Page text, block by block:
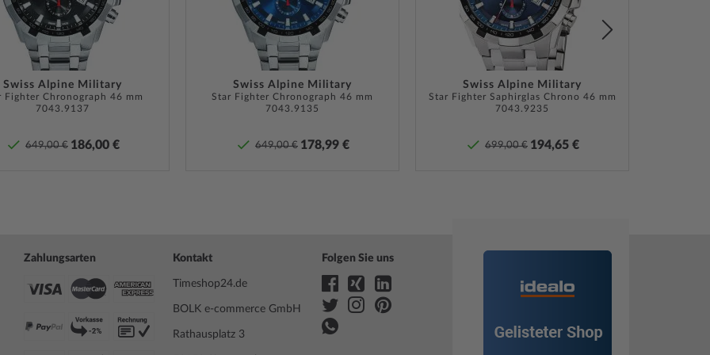
Traumuhr von
bei entsprechender
ist darauf zu achten,
Bandanstoßbreite
21
Max. Handgelenkumfang
220
Lieferumfang
2. Armband, Anleitung, Box, Garantie Dok., Reiseetui,
Umkarton
5 Jahre Herstellergarantie! Die genaue Garantiebeschreibung
der Ware in der Produktdokumentation.
Swiss Alpine Military
Fighter Chronograph 46 mm
7043.9137
649,00 € 186,00 €
Swiss Alpine Military
Star Fighter Chronograph 46 mm
7043.9135
649,00 € 178,99 €
Swiss Alpine Military
Star Fighter Saphirglas Chrono 46 mm
7043.9235
699,00 € 194,65 €
Zahlungsarten Kontakt
Timeshop24.de
BOLK e-commerce GmbH
Rathausplatz 3
Folgen Sie uns